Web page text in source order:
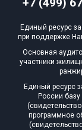
+7 (499)
Единый ресурс
при поддержке
Основная
участники
Единый ресурс
России
программное